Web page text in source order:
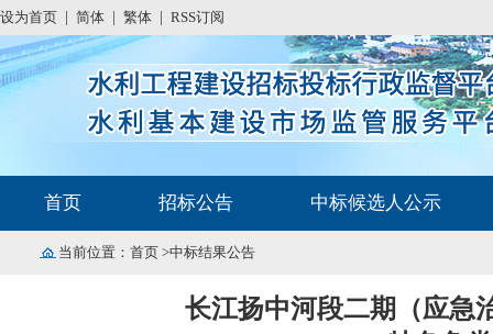
设为首页 简体 繁体 RSS订阅
首页 招标公告 中标候选人公示
当前位置： 首页 >中标结果公告
长江扬中河段二期（应急